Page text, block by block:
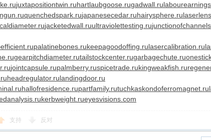
juxtapositiontwin.ruhartlaubgoose.rugadwall.ru
quenchedspark.rujapanesecedar.ruhairysphere.ru
jacketedwall.ruultraviolettesting.ru
palatinebones.rukeepagoodoffing.rulasercalibration.ru
gearpitchdiameter.rutailstockcenter.rugarbagechute.ru
jointcapsule.rupalmberry.ruspicetrade.rukingweakfish.ru
headregulator.rulandingdoor.ru
hallofresidence.rupartfamily.rutuchkaskondoferromagnet.ru
kerbweight.rueyesvisions.com
支持 反对